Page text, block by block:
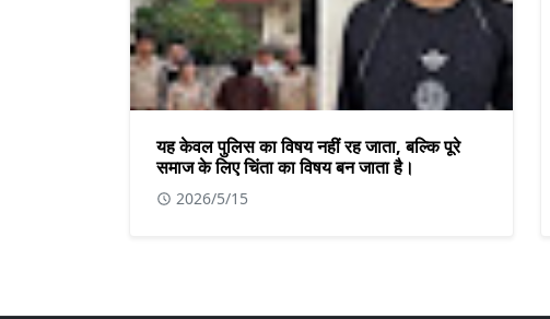
यह केवल पुलिस का विषय नहीं रह जाता, बल्कि पूरे
समाज के लिए चिंता का विषय बन जाता है।
2026/5/15